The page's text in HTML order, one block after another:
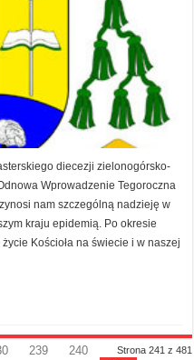
diecezji zielonogórsko-
Wprowadzenie Tegoroczna
nam szczególną nadzieję w
kraju epidemią. Po okresie
Kościoła na świecie i w naszej
Strona 241 z 481
239
240